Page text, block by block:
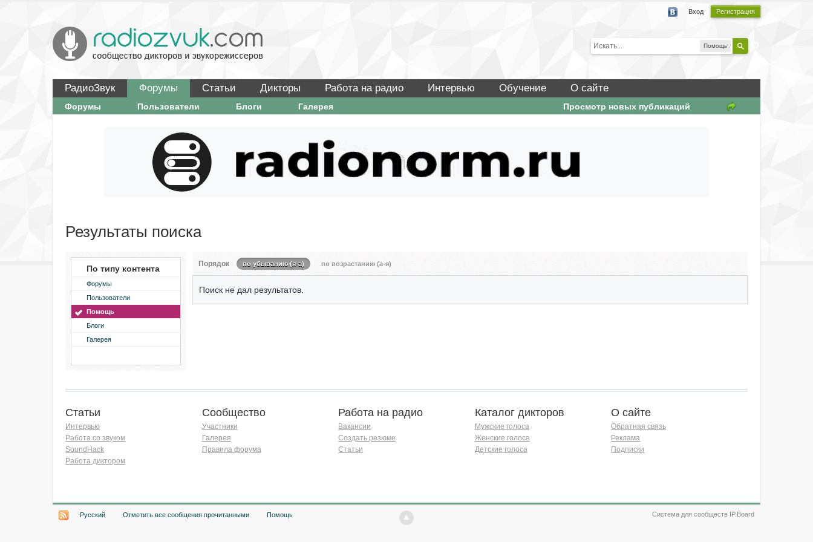
Вход Регистрация
Помощь
РадиоЗвук Форумы Статьи Дикторы Работа на радио Интервью Обучение О сайте
Просмотр новых публикаций
Форумы Пользователи Блоги Галерея
Результаты поиска
По типу контента
Форумы
Пользователи
Помощь
Блоги
Галерея
Порядок по убыванию (я-а) по возрастанию (а-я)
Поиск не дал результатов.
Статьи
Интервью
Работа со звуком
SoundHack
Работа диктором
Сообщество
Участники
Галерея
Правила форума
Работа на радио
Вакансии
Создать резюме
Статьи
Каталог дикторов
Мужские голоса
Женские голоса
Детские голоса
О сайте
Обратная связь
Реклама
Подписки
Русский Отметить все сообщения прочитанными Помощь Система для сообществ IP.Board